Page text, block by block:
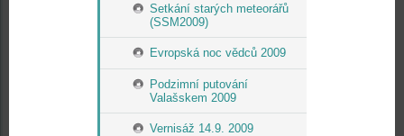
Setkání starých meteorářů
(SSM2009)
Evropská noc vědců 2009
Podzimní putování
Valašskem 2009
Vernisáž 14.9. 2009